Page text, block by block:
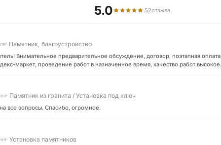
5.0 52отзыва
· Памятник, благоустройство
Внимательное предварительное обсуждение, договор, поэтапная
маркет, проведение работ в назначенное время, качество работ
· Памятник из гранита / Установка под ключ
все вопросы. Спасибо, огромное.
· Установка памятников